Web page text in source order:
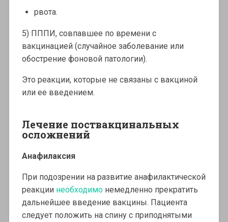
рвота.
5) ПППИ, совпавшее по времени с
вакцинацией (случайное заболевание или
обострение фоновой патологии).
Это реакции, которые не связаны с вакциной
или ее введением.
Лечение поствакцинальных
осложнений
Анафилаксия
При подозрении на развитие анафилактической
реакции необходимонемедленно прекратить
дальнейшее введение вакцины. Пациента
следует положить на спину с приподнятыми